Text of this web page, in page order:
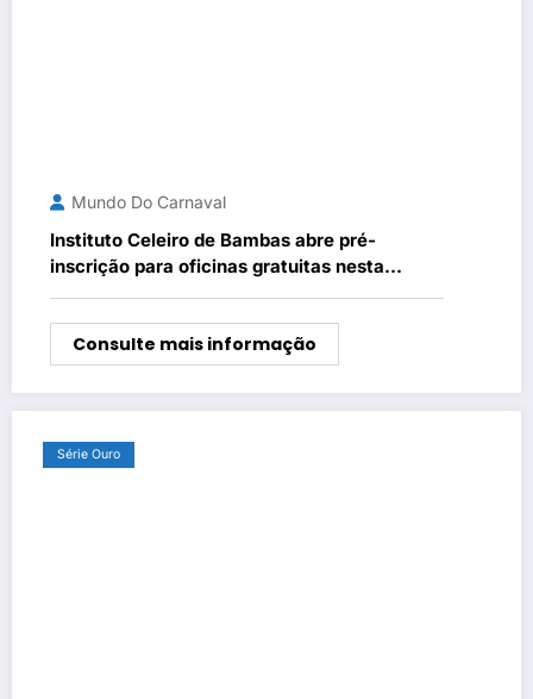
Mundo Do Carnaval
​Instituto Celeiro de Bambas abre pré-
inscrição para oficinas gratuitas nesta
quinta-feira (26)
Consulte mais informação
Série Ouro